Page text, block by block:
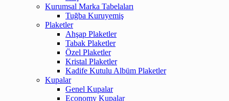
Kurumsal Marka Tabelaları
Tuğba Kuruyemiş
Plaketler
Ahşap Plaketler
Tabak Plaketler
Özel Plaketler
Kristal Plaketler
Kadife Kutulu Albüm Plaketler
Kupalar
Genel Kupalar
Economy Kupalar